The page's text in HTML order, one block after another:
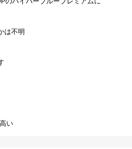
は不明
い